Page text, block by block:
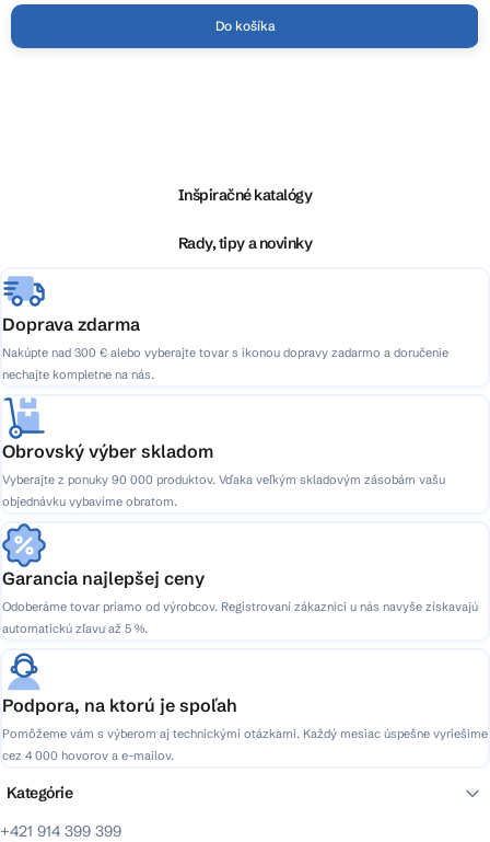
Do košíka
e
Inšpiračné katalógy
Rady, tipy a novinky
Doprava zdarma
Nakúpte nad 300 € alebo vyberajte tovar s ikonou dopravy zadarmo a doručenie
nechajte kompletne na nás.
Obrovský výber skladom
Vyberajte z ponuky 90 000 produktov. Vďaka veľkým skladovým zásobám vašu
objednávku vybavíme obratom.
Garancia najlepšej ceny
Odoberáme tovar priamo od výrobcov. Registrovaní zákazníci u nás navyše získavajú
automatickú zľavu až 5 %.
Podpora, na ktorú je spoľah
Pomôžeme vám s výberom aj technickými otázkami. Každý mesiac úspešne vyriešime
cez 4 000 hovorov a e-mailov.
+421 914 399 399
Kategórie